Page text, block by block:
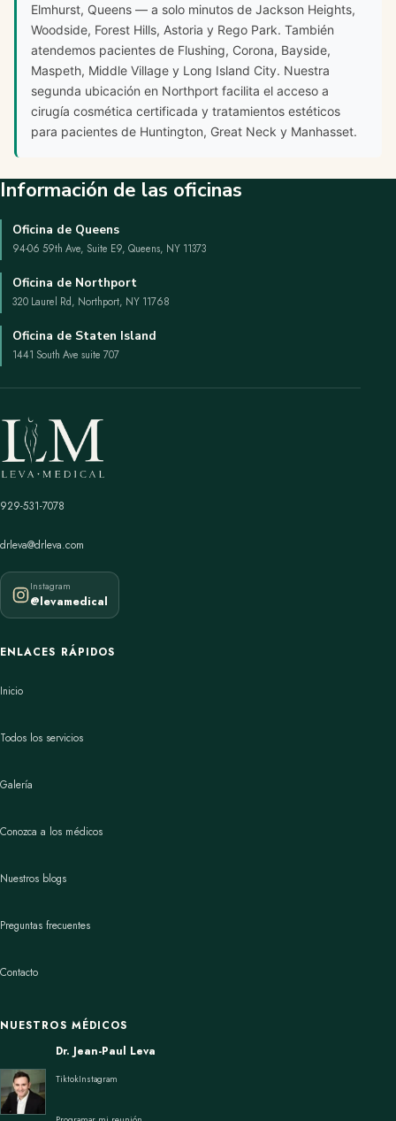
Elmhurst, Queens — a solo minutos de Jackson Heights,
Woodside, Forest Hills, Astoria y Rego Park. También
atendemos pacientes de Flushing, Corona, Bayside,
Maspeth, Middle Village y Long Island City. Nuestra
segunda ubicación en Northport facilita el acceso a
cirugía cosmética certificada y tratamientos estéticos
para pacientes de Huntington, Great Neck y Manhasset.
Información de las oficinas
Oficina de Queens
94-06 59th Ave, Suite E9, Queens, NY 11373
Oficina de Northport
320 Laurel Rd, Northport, NY 11768
Oficina de Staten Island
1441 South Ave suite 707
929-531-7078
drleva@drleva.com
Instagram
@levamedical
ENLACES RÁPIDOS
Inicio
Todos los servicios
Galería
Conozca a los médicos
Nuestros blogs
Preguntas frecuentes
Contacto
NUESTROS MÉDICOS
Dr. Jean-Paul Leva
TiktokInstagram